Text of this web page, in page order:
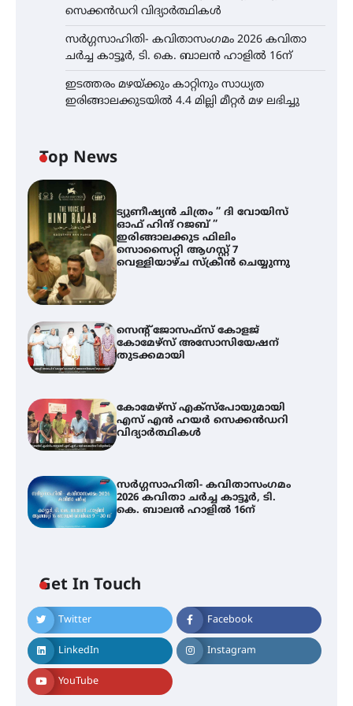
സെക്കൻഡറി വിദ്യാർത്ഥികൾ
സർഗ്ഗസാഹിതി- കവിതാസംഗമം 2026 കവിതാ
ചർച്ച കാട്ടൂർ, ടി. കെ. ബാലൻ ഹാളിൽ 16ന്
ഇടത്തരം മഴയ്ക്കും കാറ്റിനും സാധ്യത
ഇരിങ്ങാലക്കുടയിൽ 4.4 മില്ലി മീറ്റർ മഴ ലഭിച്ചു
Top News
ട്യുണീഷ്യൻ ചിത്രം ” ദി വോയിസ്
ഓഫ് ഹിന്ദ് റജബ് ”
ഇരിങ്ങാലക്കുട ഫിലിം
സൊസൈറ്റി ആഗസ്റ്റ് 7
വെള്ളിയാഴ്ച സ്‌ക്രീൻ ചെയ്യുന്നു
സെന്റ് ജോസഫ്സ് കോളജ്
കോമേഴ്‌സ് അസോസിയേഷന്
തുടക്കമായി
കോമേഴ്സ് എക്സ്പോയുമായി
എസ് എൻ ഹയർ സെക്കൻഡറി
വിദ്യാർത്ഥികൾ
സർഗ്ഗസാഹിതി- കവിതാസംഗമം
2026 കവിതാ ചർച്ച കാട്ടൂർ, ടി.
കെ. ബാലൻ ഹാളിൽ 16ന്
Get In Touch
Twitter Facebook
LinkedIn Instagram
YouTube